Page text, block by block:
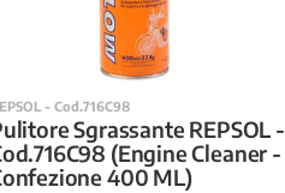
- Cod.716C98
Sgrassante REPSOL -
(Engine Cleaner -
400 ML)